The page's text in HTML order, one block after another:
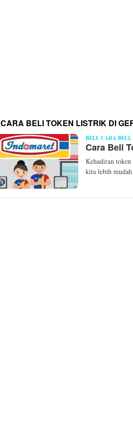
CARA BELI TOKEN LISTRIK DI
BELI, CARA BELI,
Cara Beli
Kehadiran
kita lebih